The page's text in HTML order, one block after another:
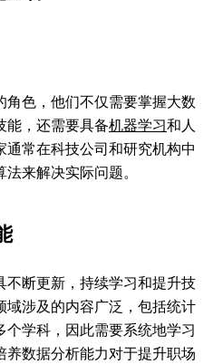
角色，他们不仅需要掌握大数
能，还需要具备机器学习和人
常在科技公司和研究机构中
来解决实际问题。
不断更新，持续学习和提升技
域涉及的内容广泛，包括统计
学科，因此需要系统地学习
养数据分析能力对于提升职场